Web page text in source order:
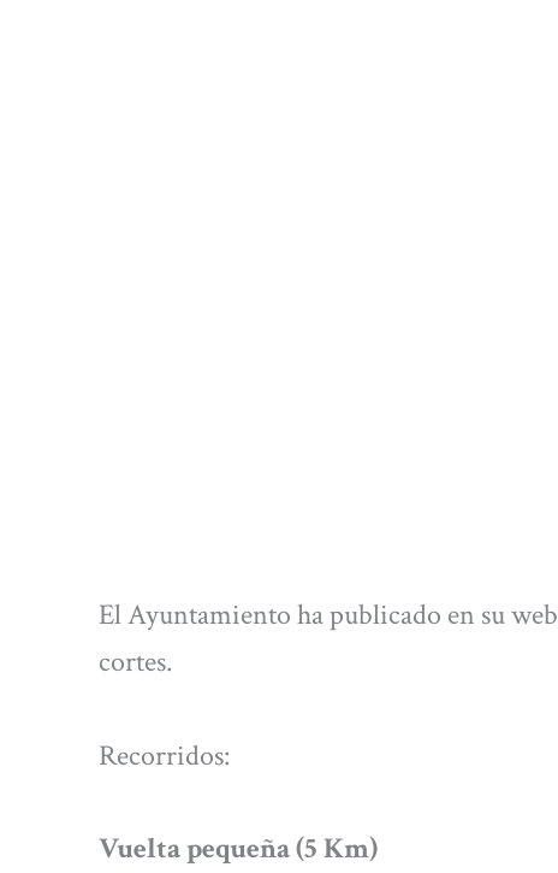
El Ayuntamiento ha publicado en su web
cortes.
Recorridos:
Vuelta pequeña (5 Km)